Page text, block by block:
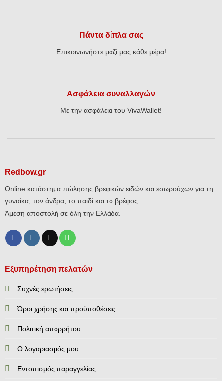
Πάντα δίπλα σας
Επικοινωνήστε μαζί μας κάθε μέρα!
Ασφάλεια συναλλαγών
Με την ασφάλεια του VivaWallet!
Redbow.gr
Online κατάστημα πώλησης βρεφικών ειδών και εσωρούχων για τη
γυναίκα, τον άνδρα, το παιδί και το βρέφος.
Άμεση αποστολή σε όλη την Ελλάδα.
Εξυπηρέτηση πελατών
Συχνές ερωτήσεις
Όροι χρήσης και προϋποθέσεις
Πολιτική απορρήτου
Ο λογαριασμός μου
Εντοπισμός παραγγελίας